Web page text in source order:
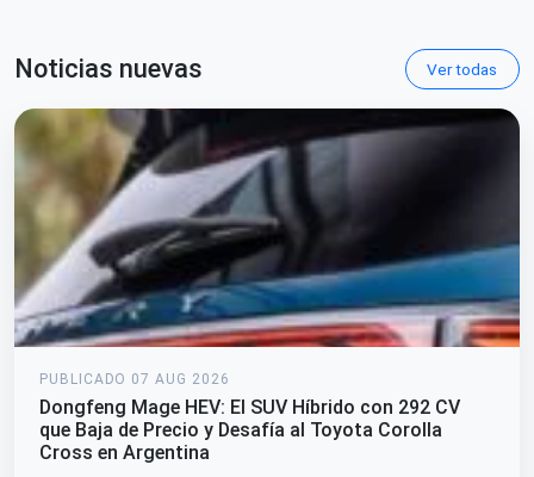
Noticias nuevas Ver todas
PUBLICADO 07 AUG 2026
Dongfeng Mage HEV: El SUV Híbrido con 292 CV
que Baja de Precio y Desafía al Toyota Corolla
Cross en Argentina